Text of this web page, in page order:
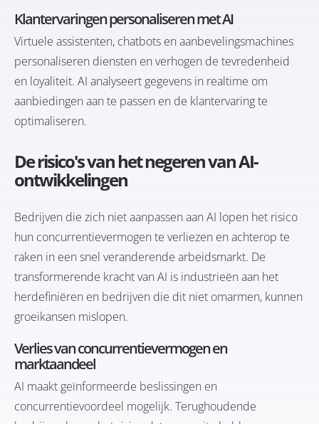
Klantervaringen personaliseren met AI
Virtuele assistenten, chatbots en aanbevelingsmachines
personaliseren diensten en verhogen de tevredenheid
en loyaliteit. AI analyseert gegevens in realtime om
aanbiedingen aan te passen en de klantervaring te
optimaliseren.
De risico's van het negeren van AI-
ontwikkelingen
Bedrijven die zich niet aanpassen aan AI lopen het risico
hun concurrentievermogen te verliezen en achterop te
raken in een snel veranderende arbeidsmarkt. De
transformerende kracht van AI is industrieën aan het
herdefiniëren en bedrijven die dit niet omarmen, kunnen
groeikansen mislopen.
Verlies van concurrentievermogen en
marktaandeel
AI maakt geïnformeerde beslissingen en
concurrentievoordeel mogelijk. Terughoudende